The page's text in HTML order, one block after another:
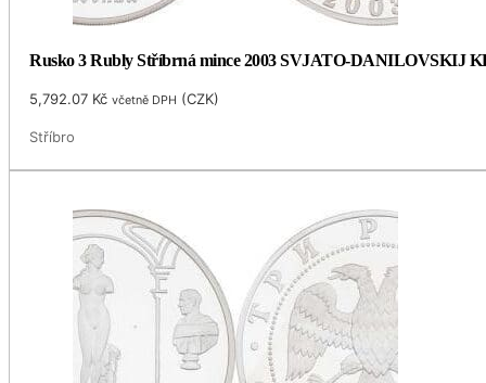
Rusko 3 Rubly Stříbrná mince 2003 SVJATO-DANILOVSKIJ
5,792.07 Kč včetně DPH (CZK)
Stříbro